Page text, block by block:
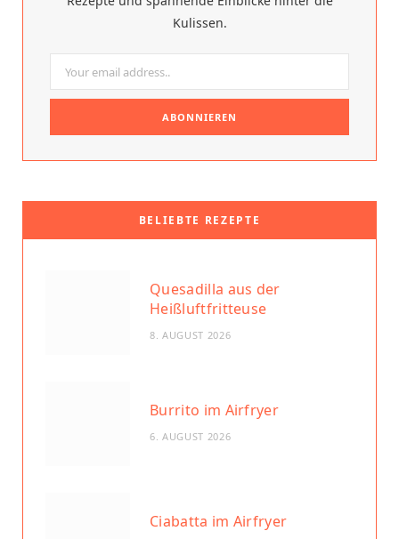
k
s
t
Kulissen.
BELIEBTE REZEPTE
Quesadilla aus der
Heißluftfritteuse
8. AUGUST 2026
Burrito im Airfryer
6. AUGUST 2026
Ciabatta im Airfryer